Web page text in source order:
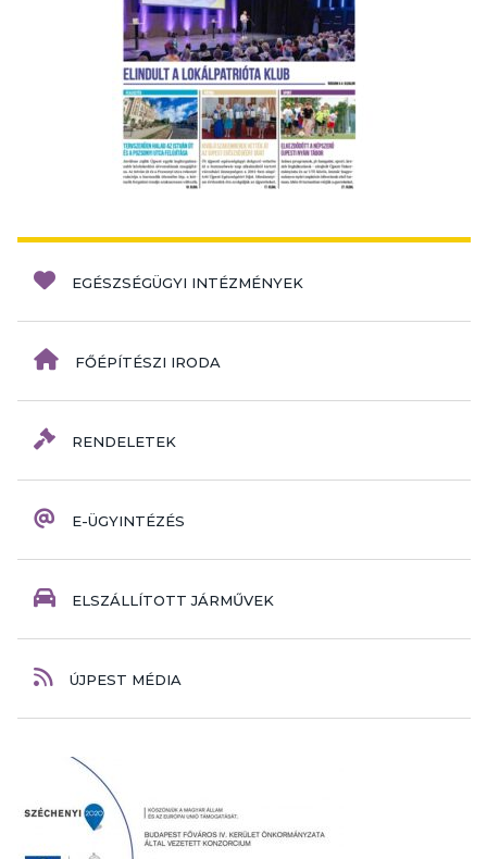
EGÉSZSÉGÜGYI INTÉZMÉNYEK
FŐÉPÍTÉSZI IRODA
RENDELETEK
E-ÜGYINTÉZÉS
ELSZÁLLÍTOTT JÁRMŰVEK
ÚJPEST MÉDIA